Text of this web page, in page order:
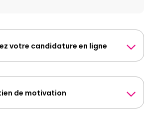
votre candidature en ligne
de motivation